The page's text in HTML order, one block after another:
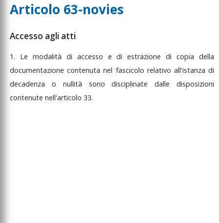
Articolo 63-novies
Accesso agli atti
1. Le modalità di accesso e di estrazione di copia della
documentazione contenuta nel fascicolo relativo all'istanza di
decadenza o nullità sono disciplinate dalle disposizioni
contenute nell'articolo 33.